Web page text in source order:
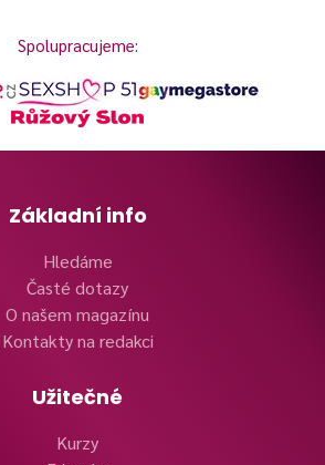
Spolupracujeme:
Základní info
Hledáme
Časté dotazy
O našem magazínu
Kontakty na redakci
Užitečné
Kurzy